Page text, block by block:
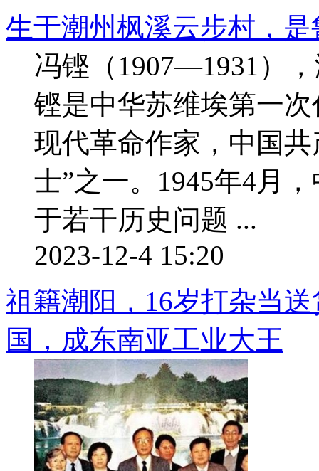
生于潮州枫溪云步村，
冯铿（1907—1931）
铿是中华苏维埃第一
现代革命作家，中国
士”之一。1945年4月
于若干历史问题 ...
2023-12-4 15:20
祖籍潮阳，16岁打杂当
国，成东南亚工业大王